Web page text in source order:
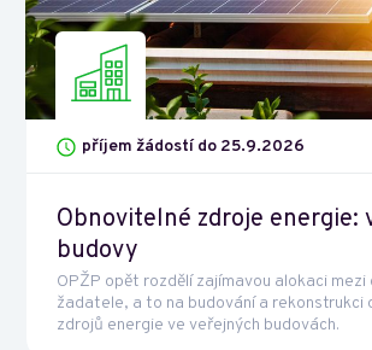
příjem žádostí do 25.9.2026
Obnovitelné zdroje energie:
budovy
OPŽP opět rozdělí zajímavou alokaci mezi
žadatele, a to na budování a rekonstrukci
zdrojů energie ve veřejných budovách.